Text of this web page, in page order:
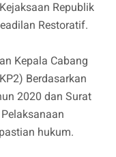
Republik
Restoratif.
Kepala Cabang
Berdasarkan
2020 dan Surat
hukum.